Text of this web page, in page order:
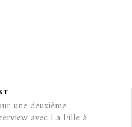
une deuxième
avec La Fille à